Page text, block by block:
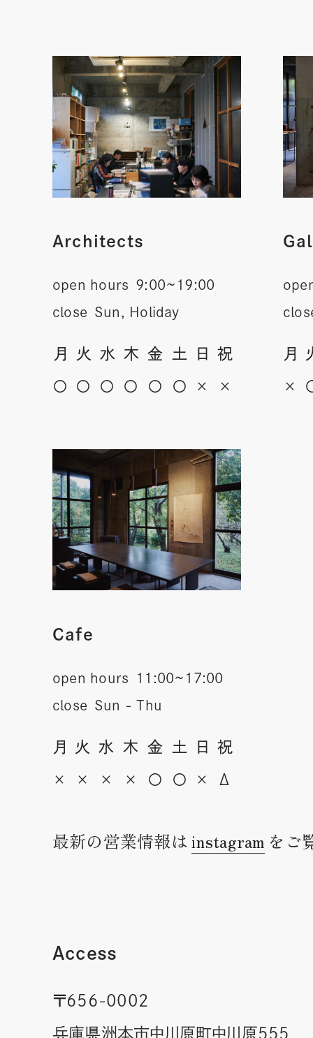
Architects
open hours 9:00~19:00
close Sun, Holiday
月 火 水 木 金 土 日 祝
〇 〇 〇 〇 〇 〇 × ×
月
×
Cafe
open hours 11:00~17:00
close Sun - Thu
月 火 水 木 金 土 日 祝
× × × × 〇 〇 × Δ
最新の営業情報は instagram をご
Access
〒656-0002
兵庫県洲本市中川原町中川原555